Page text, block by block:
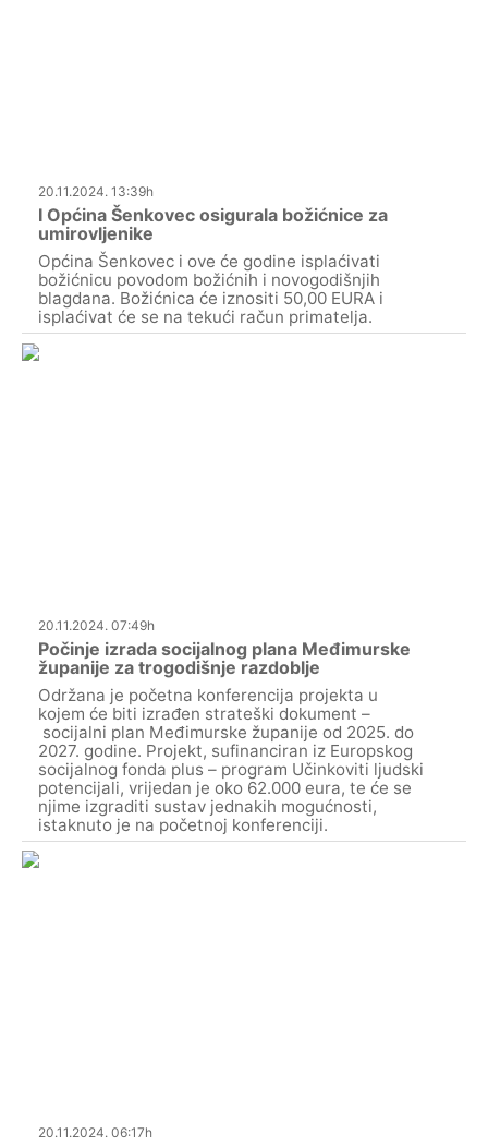
20.11.2024. 13:39h
I Općina Šenkovec osigurala božićnice za
umirovljenike
Općina Šenkovec i ove će godine isplaćivati
božićnicu povodom božićnih i novogodišnjih
blagdana. Božićnica će iznositi 50,00 EURA i
isplaćivat će se na tekući račun primatelja.
20.11.2024. 07:49h
Počinje izrada socijalnog plana Međimurske
županije za trogodišnje razdoblje
Održana je početna konferencija projekta u
kojem će biti izrađen strateški dokument –
socijalni plan Međimurske županije od 2025. do
2027. godine. Projekt, sufinanciran iz Europskog
socijalnog fonda plus – program Učinkoviti ljudski
potencijali, vrijedan je oko 62.000 eura, te će se
njime izgraditi sustav jednakih mogućnosti,
istaknuto je na početnoj konferenciji.
20.11.2024. 06:17h